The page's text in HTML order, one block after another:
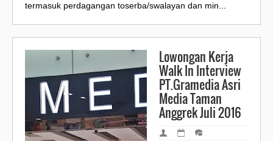
termasuk perdagangan toserba/swalayan dan min...
Lowongan Kerja
Walk In Interview
PT.Gramedia Asri
Media Taman
Anggrek Juli 2016